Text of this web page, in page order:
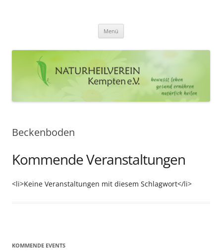
Menü
Beckenboden
Kommende Veranstaltungen
<li>Keine Veranstaltungen mit diesem Schlagwort</li>
KOMMENDE EVENTS